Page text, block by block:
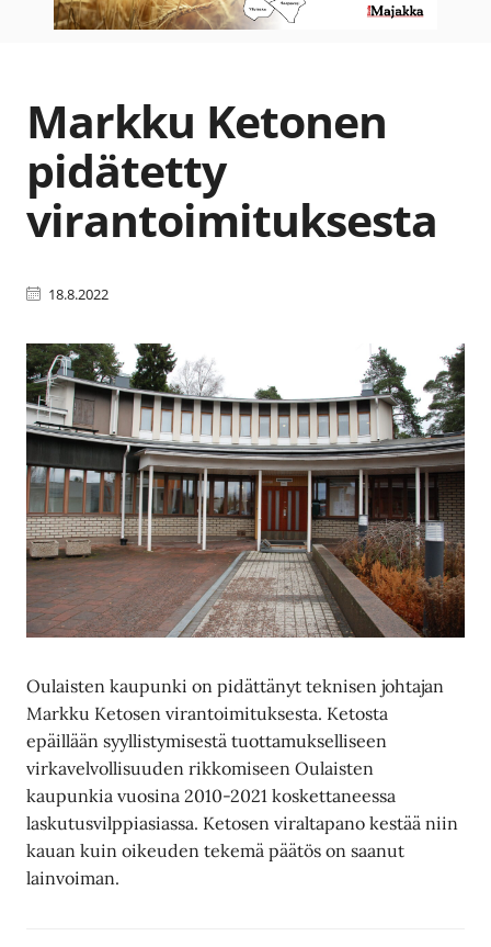
Markku Ketonen
pidätetty
virantoimituksesta
18.8.2022
Oulaisten kaupunki on pidättänyt teknisen johtajan
Markku Ketosen virantoimituksesta. Ketosta
epäillään syyllistymisestä tuottamukselliseen
virkavelvollisuuden rikkomiseen Oulaisten
kaupunkia vuosina 2010-2021 koskettaneessa
laskutusvilppiasiassa. Ketosen viraltapano kestää niin
kauan kuin oikeuden tekemä päätös on saanut
lainvoiman.